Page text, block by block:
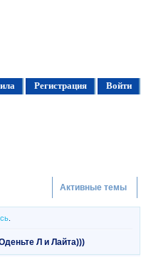
Регистрация Войти
Активные темы
.
Л и Лайта)))